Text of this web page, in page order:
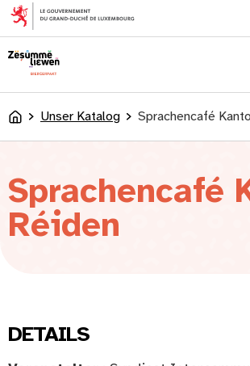
springen
AccueilUnser Katalog Sprachencafé
Sprachencafé
Réiden
DETAILS